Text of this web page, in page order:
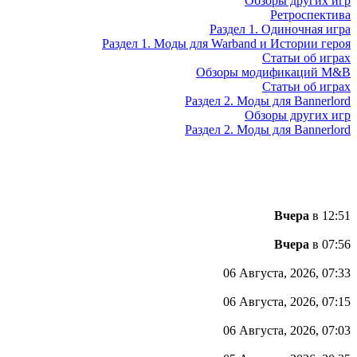
Ретроспектива
Раздел 1. Одиночная игра
Раздел 1. Моды для Warband и Истории героя
Статьи об играх
Обзоры модификаций M&B
Статьи об играх
Раздел 2. Моды для Bannerlord
Обзоры других игр
Раздел 2. Моды для Bannerlord
Вчера в 12:51
Вчера в 07:56
06 Августа, 2026, 07:33
06 Августа, 2026, 07:15
06 Августа, 2026, 07:03